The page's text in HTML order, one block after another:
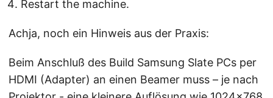
Restart the machine.
Achja, noch ein Hinweis aus der Praxis:
Beim Anschluß des Build Samsung Slate PCs per
HDMI (Adapter) an einen Beamer muss – je nach